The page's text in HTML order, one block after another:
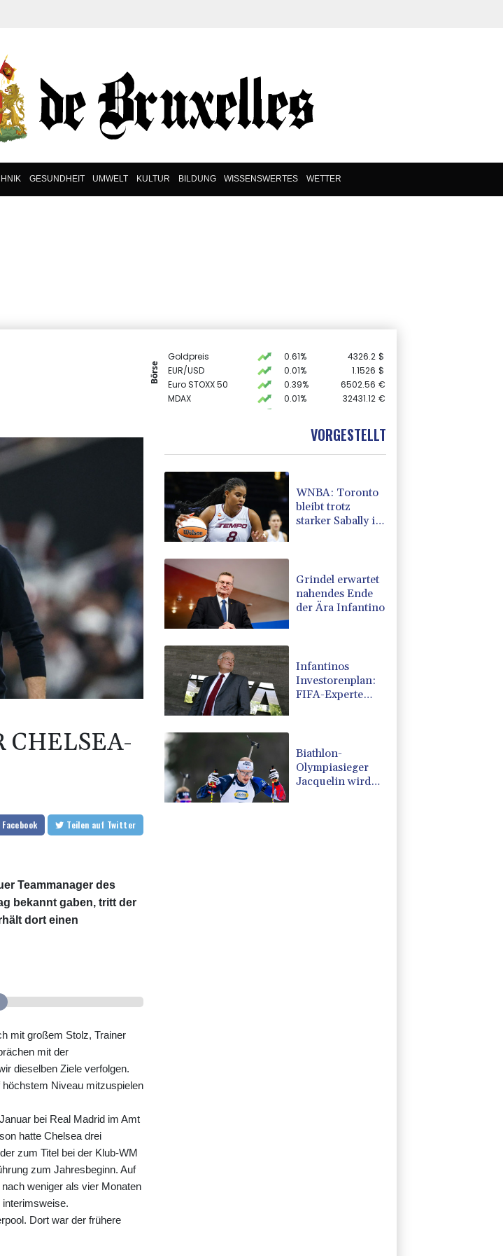
GESUNDHEIT UMWELT KULTUR BILDUNG WISSENSWERTES WETTER
Börse
Goldpreis 0.61% 4326.2 $
EUR/USD
0.01% 1.1526 $
Euro STOXX 50
0.39% 6502.56 €
MDAX
0.01% 32431.12 €
18564.81 €
4000.99 €
CHELSEA-
Teilen auf Twitter
Teammanager des
bekannt gaben, tritt der
dort einen
mit großem Stolz, Trainer
mit der
dieselben Ziele verfolgen.
Niveau mitzuspielen
bei Real Madrid im Amt
hatte Chelsea drei
zum Titel bei der Klub-WM
zum Jahresbeginn. Auf
weniger als vier Monaten
Dort war der frühere
VORGESTELLT
WNBA: Toronto
bleibt trotz
starker Sabally in
Grindel erwartet
nahendes Ende
der Ära Infantino
Infantinos
Investorenplan:
FIFA-Experte
Biathlon-
Olympiasieger
Jacquelin wird